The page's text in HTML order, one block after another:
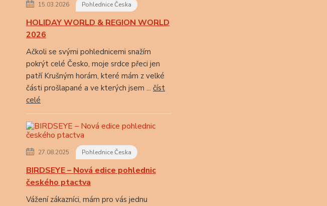
15.03.2026 Pohlednice Česka
HOLIDAY WORLD & REGION WORLD
2026
Ačkoli se svými pohlednicemi snažím
pokrýt celé Česko, moje srdce přeci jen
patří Krušným horám, které mám z velké
části prošlapané a ve kterých jsem ... číst
celé
27.08.2025 Pohlednice Česka
BIRDSEYE – Nová edice pohlednic
českého ptactva
Vážení zákazníci, mám pro vás jednu